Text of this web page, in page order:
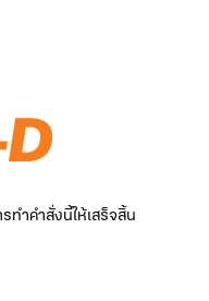
ำคำสั่งนี้ให้เสร็จสิ้น